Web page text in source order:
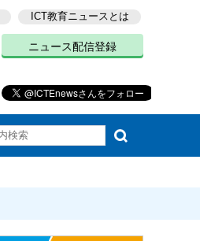
ICT教育ニュースとは
ニュース配信登録